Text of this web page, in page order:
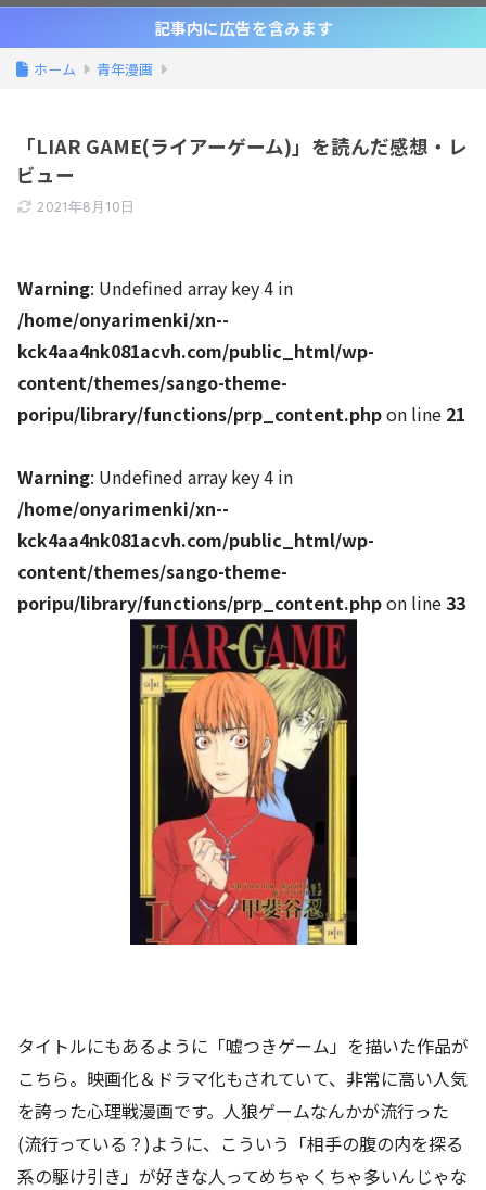
記事内に広告を含みます
ホーム 青年漫画
「LIAR GAME(ライアーゲーム)」を読んだ感想・レ
ビュー
2021年8月10日
Warning: Undefined array key 4 in
/home/onyarimenki/xn--
kck4aa4nk081acvh.com/public_html/wp-
content/themes/sango-theme-
poripu/library/functions/prp_content.phpon line 21
Warning: Undefined array key 4 in
/home/onyarimenki/xn--
kck4aa4nk081acvh.com/public_html/wp-
content/themes/sango-theme-
poripu/library/functions/prp_content.phpon line33
タイトルにもあるように「嘘つきゲーム」を描いた作品が
こちら。映画化＆ドラマ化もされていて、非常に高い人気
を誇った心理戦漫画です。人狼ゲームなんかが流行った
(流行っている？)ように、こういう「相手の腹の内を探る
系の駆け引き」が好きな人ってめちゃくちゃ多いんじゃな